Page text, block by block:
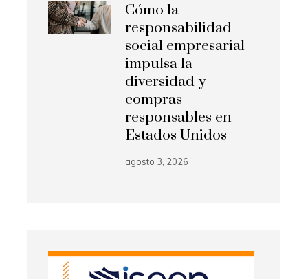
Cómo la
responsabilidad
social empresarial
impulsa la
diversidad y
compras
responsables en
Estados Unidos
agosto 3, 2026